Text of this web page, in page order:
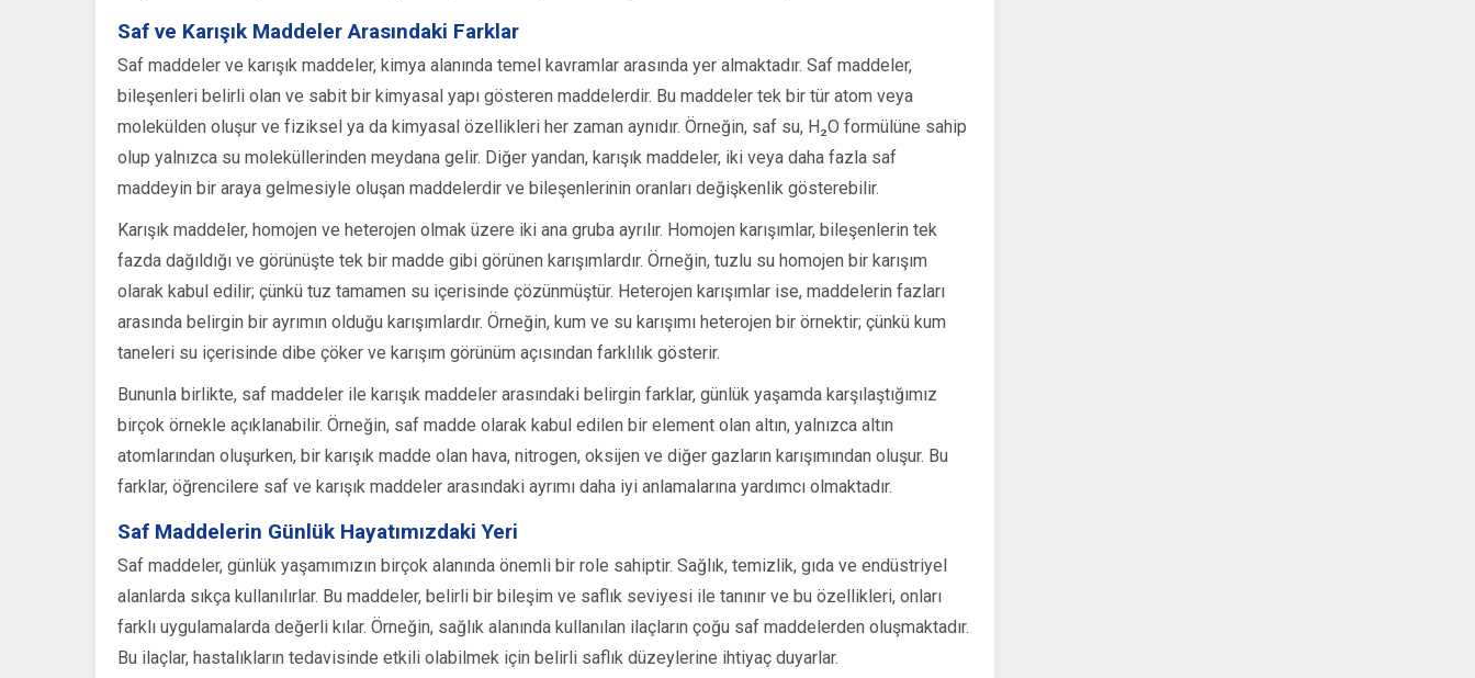
Saf ve Karışık Maddeler Arasındaki Farklar
Saf maddeler ve karışık maddeler, kimya alanında temel kavramlar arasında yer almaktadır. Saf maddeler,
bileşenleri belirli olan ve sabit bir kimyasal yapı gösteren maddelerdir. Bu maddeler tek bir tür atom veya
molekülden oluşur ve fiziksel ya da kimyasal özellikleri her zaman aynıdır. Örneğin, saf su, H₂O formülüne sahip
olup yalnızca su moleküllerinden meydana gelir. Diğer yandan, karışık maddeler, iki veya daha fazla saf
maddeyin bir araya gelmesiyle oluşan maddelerdir ve bileşenlerinin oranları değişkenlik gösterebilir.
Karışık maddeler, homojen ve heterojen olmak üzere iki ana gruba ayrılır. Homojen karışımlar, bileşenlerin tek
fazda dağıldığı ve görünüşte tek bir madde gibi görünen karışımlardır. Örneğin, tuzlu su homojen bir karışım
olarak kabul edilir; çünkü tuz tamamen su içerisinde çözünmüştür. Heterojen karışımlar ise, maddelerin fazları
arasında belirgin bir ayrımın olduğu karışımlardır. Örneğin, kum ve su karışımı heterojen bir örnektir; çünkü kum
taneleri su içerisinde dibe çöker ve karışım görünüm açısından farklılık gösterir.
Bununla birlikte, saf maddeler ile karışık maddeler arasındaki belirgin farklar, günlük yaşamda karşılaştığımız
birçok örnekle açıklanabilir. Örneğin, saf madde olarak kabul edilen bir element olan altın, yalnızca altın
atomlarından oluşurken, bir karışık madde olan hava, nitrogen, oksijen ve diğer gazların karışımından oluşur. Bu
farklar, öğrencilere saf ve karışık maddeler arasındaki ayrımı daha iyi anlamalarına yardımcı olmaktadır.
Saf Maddelerin Günlük Hayatımızdaki Yeri
Saf maddeler, günlük yaşamımızın birçok alanında önemli bir role sahiptir. Sağlık, temizlik, gıda ve endüstriyel
alanlarda sıkça kullanılırlar. Bu maddeler, belirli bir bileşim ve saflık seviyesi ile tanınır ve bu özellikleri, onları
farklı uygulamalarda değerli kılar. Örneğin, sağlık alanında kullanılan ilaçların çoğu saf maddelerden oluşmaktadır.
Bu ilaçlar, hastalıkların tedavisinde etkili olabilmek için belirli saflık düzeylerine ihtiyaç duyarlar.